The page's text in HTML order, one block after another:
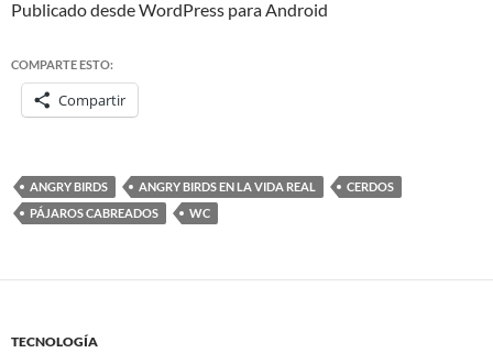
Publicado desde WordPress para Android
COMPARTE ESTO:
Compartir
ANGRY BIRDS ANGRY BIRDS EN LA VIDA REAL
CERDOS
PÁJAROS CABREADOS
WC
TECNOLOGÍA